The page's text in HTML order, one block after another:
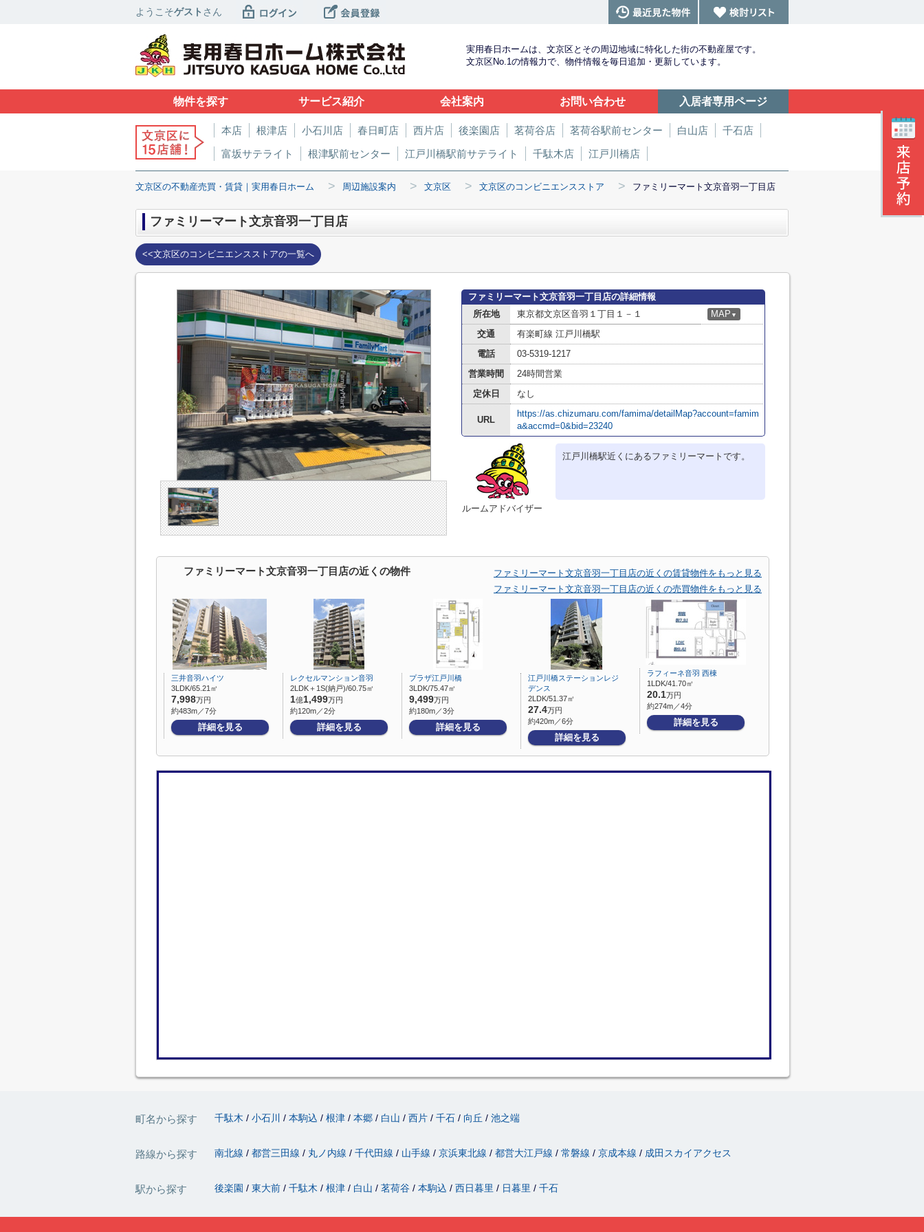
ようこそゲスト さん
実用春日ホームは、文京区とその周辺地域に特化した街の不動産屋です。
文京区No.1の情報力で、物件情報を毎日追加・更新しています。
物件を探す サービス紹介 会社案内 お問い合わせ 入居者専用ページ
本店 根津店 小石川店 春日町店 西片店 後楽園店 茗荷谷店 茗荷谷駅前センター 白山店
千石店
富坂サテライト
根津駅前センター 江戸川橋駅前サテライト 千駄木店 江戸川橋店
文京区の不動産売買・賃貸｜実用春日ホーム > 周辺施設案内 > 文京区 > 文京区のコンビニエンスストア > ファミリーマート文京音羽一丁目店
ファミリーマート文京音羽一丁目店
<<文京区のコンビニエンスストアの一覧へ
ファミリーマート文京音羽一丁目店の詳細情報
所在地
東京都文京区音羽１丁目１－１ MAP ▼
交通
有楽町線 江戸川橋駅
電話
03-5319-1217
営業時間
24時間営業
定休日
なし
URL
https://as.chizumaru.com/famima/detailMap?account=famim
a&accmd=0&bid=23240
ルームアドバイザー
江戸川橋駅近くにあるファミリーマートです。
ファミリーマート文京音羽一丁目店の近くの物件
ファミリーマート文京音羽一丁目店の近くの賃貸物件をもっと見る
ファミリーマート文京音羽一丁目店の近くの売買物件をもっと見る
三井音羽ハイツ
3LDK/65.21㎡
7,998万円
約483m／7分
詳細を見る
レクセルマンション音羽
2LDK＋1S(納戸)/60.75㎡
1億1,499万円
約120m／2分
詳細を見る
プラザ江戸川橋
3LDK/75.47㎡
9,499万円
約180m／3分
詳細を見る
江戸川橋ステーションレジ
デンス
2LDK/51.37㎡
27.4万円
約420m／6分
詳細を見る
ラフィーネ音羽 西棟
1LDK/41.70㎡
20.1万円
約274m／4分
詳細を見る
町名から探す 千駄木 小石川 本駒込 根津 本郷 白山 西片 千石 向丘 池之端
路線から探す 南北線 都営三田線 丸ノ内線 千代田線 山手線 京浜東北線 都営大江戸線 常磐線 京成本線 成田スカイアクセス
駅から探す 後楽園 東大前 千駄木 根津 白山 茗荷谷 本駒込 西日暮里 日暮里 千石